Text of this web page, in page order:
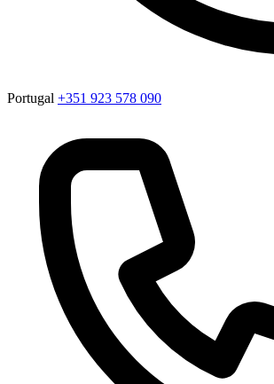
Portugal +351 923 578 090